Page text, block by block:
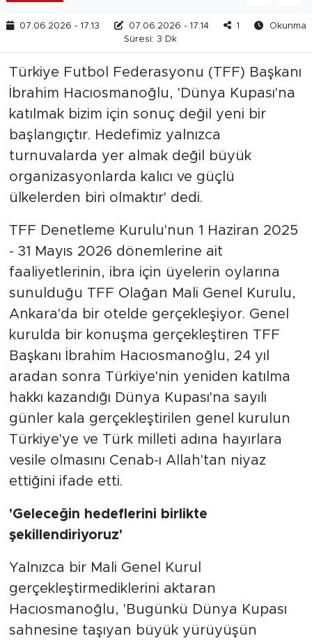
07.06.2026 - 17:13 07.06.2026 - 17:14 1
Okunma
Süresi: 3 Dk
Türkiye Futbol Federasyonu (TFF) Başkanı
İbrahim Hacıosmanoğlu, 'Dünya Kupası'na
katılmak bizim için sonuç değil yeni bir
başlangıçtır. Hedefimiz yalnızca
turnuvalarda yer almak değil büyük
organizasyonlarda kalıcı ve güçlü
ülkelerden biri olmaktır' dedi.
TFF Denetleme Kurulu'nun 1 Haziran 2025
- 31 Mayıs 2026 dönemlerine ait
faaliyetlerinin, ibra için üyelerin oylarına
sunulduğu TFF Olağan Mali Genel Kurulu,
Ankara'da bir otelde gerçekleşiyor. Genel
kurulda bir konuşma gerçekleştiren TFF
Başkanı İbrahim Hacıosmanoğlu, 24 yıl
aradan sonra Türkiye'nin yeniden katılma
hakkı kazandığı Dünya Kupası'na sayılı
günler kala gerçekleştirilen genel kurulun
Türkiye'ye ve Türk milleti adına hayırlara
vesile olmasını Cenab-ı Allah'tan niyaz
ettiğini ifade etti.
'Geleceğin hedeflerini birlikte
şekillendiriyoruz'
Yalnızca bir Mali Genel Kurul
gerçekleştirmediklerini aktaran
Hacıosmanoğlu, 'Bugünkü Dünya Kupası
sahnesine taşıyan büyük yürüyüşün